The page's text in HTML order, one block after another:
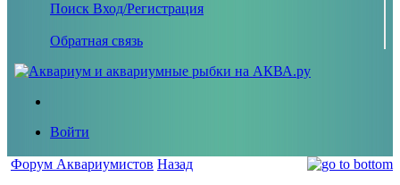
Поиск Вход/Регистрация
Обратная связь
Войти
Форум Аквариумистов Назад